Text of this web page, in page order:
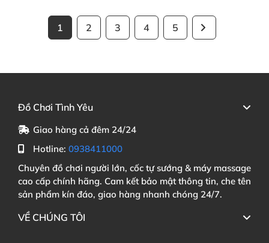
1 2 3 4 5
Đồ Chơi Tình Yêu
Giao hàng cả đêm 24/24
Hotline: 0938411000
Chuyên đồ chơi người lớn, cốc tự sướng & máy massage
cao cấp chính hãng. Cam kết bảo mật thông tin, che tên
sản phẩm kín đáo, giao hàng nhanh chóng 24/7.
VỀ CHÚNG TÔI